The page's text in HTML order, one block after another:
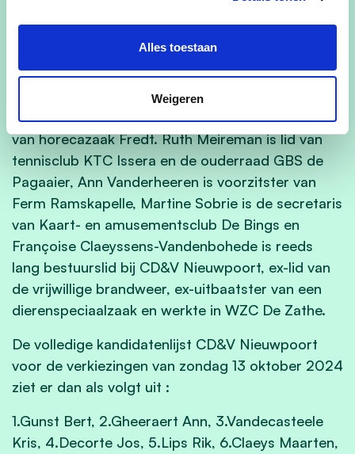
Alles toestaan
Weigeren
lid van de schoolraad. Advocaat Hannes Colpaert
zullen heel wat Nieuwpoortenaars kennen van zijn
vrijwilligerswerk bij de brandweer. Karel Dewilde is
o.a. secretaris van voetbalclub FA Nieuwpoort.
Frederique Vanbillemont is de sympathiek uitbater
van horecazaak Fredt. Ruth Meireman is lid van
tennisclub KTC Issera en de ouderraad GBS de
Pagaaier, Ann Vanderheeren is voorzitster van
Ferm Ramskapelle, Martine Sobrie is de secretaris
van Kaart- en amusementsclub De Bings en
Françoise Claeyssens-Vandenbohede is reeds
lang bestuurslid bij CD&V Nieuwpoort, ex-lid van
de vrijwillige brandweer, ex-uitbaatster van een
dierenspeciaalzaak en werkte in WZC De Zathe.
De volledige kandidatenlijst CD&V Nieuwpoort
voor de verkiezingen van zondag 13 oktober 2024
ziet er dan als volgt uit :
1.Gunst Bert, 2.Gheeraert Ann, 3.Vandecasteele
Kris, 4.Decorte Jos, 5.Lips Rik, 6.Claeys Maarten,